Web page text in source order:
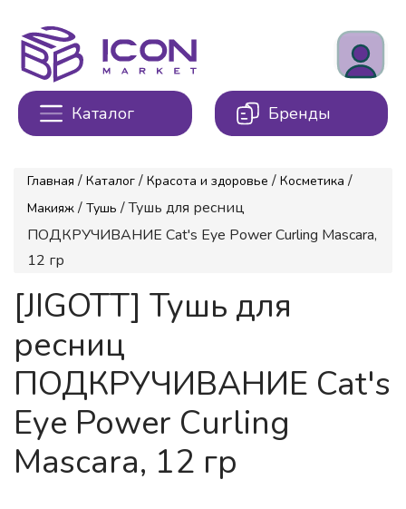
Каталог Бренды
Главная / Каталог / Красота и здоровье / Косметика /
Макияж / Тушь / Тушь для ресниц
ПОДКРУЧИВАНИЕ Cat's Eye Power Curling Mascara,
12 гр
[JIGOTT] Тушь для
ресниц
ПОДКРУЧИВАНИЕ Cat's
Eye Power Curling
Mascara, 12 гр